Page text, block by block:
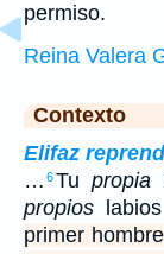
permiso.
Reina Valera
Contexto
Elifaz
… 6Tupropia
propios
primer